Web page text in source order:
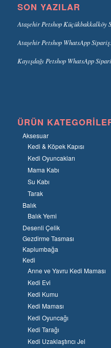
SON YAZILAR
Ataşehir Petshop Küçükbakkalköy
Ataşehir Petshop WhatsApp
Kayışdağı Petshop WhatsApp
ÜRÜN
Aksesuar
Kedi & Köpek Kapısı
Kedi Oyuncakları
Mama Kabı
Su Kabı
Tarak
Balık
Balık Yemi
Desenli Çelik
Gezdirme Tasması
Kaplumbağa
Kedi
Anne ve Yavru Kedi Maması
Kedi Evi
Kedi Kumu
Kedi Maması
Kedi Oyuncağı
Kedi Tarağı
Kedi Uzaklaştırıcı Jel